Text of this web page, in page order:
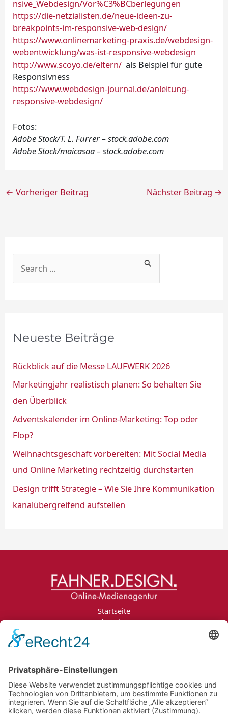
nsive_Webdesign/Vor%C3%BCberlegungen
https://die-netzialisten.de/neue-ideen-zu-
breakpoints-im-responsive-web-design/
https://www.onlinemarketing-praxis.de/webdesign-
webentwicklung/was-ist-responsive-webdesign
http://www.scoyo.de/eltern/ als Beispiel für gute
Responsivness
https://www.webdesign-journal.de/anleitung-
responsive-webdesign/
Fotos:
Adobe Stock/T. L. Furrer – stock.adobe.com
Adobe Stock/maicasaa – stock.adobe.com
← Vorheriger Beitrag Nächster Beitrag →
n
c
h
:
Neueste Beiträge
Rückblick auf die Messe LAUFWERK 2026
Marketingjahr realistisch planen: So behalten Sie
den Überblick
Adventskalender im Online-Marketing: Top oder
Flop?
Weihnachtsgeschäft vorbereiten: Mit Social Media
und Online Marketing rechtzeitig durchstarten
Design trifft Strategie – Wie Sie Ihre Kommunikation
kanalübergreifend aufstellen
Startseite
Agentur
Blog
Kontakt
Impressum